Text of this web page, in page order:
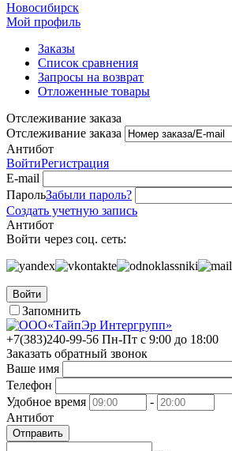
Новосибирск
Мой профиль
Заказы
Список сравнения
Запросы на возврат
Отложенные товары
Отслеживание заказа
Отслеживание заказа
Антибот
ВойтиРегистрация
E-mail
ПарольЗабыли пароль?
Создать учетную запись
Антибот
Войти через соц. сеть:
Войти
Запомнить
+7(383)240-99-56 Пн-Пт с 9:00 до 18:00
Заказать обратный звонок
Ваше имя
Телефон
Удобное время
-
Антибот
Отправить